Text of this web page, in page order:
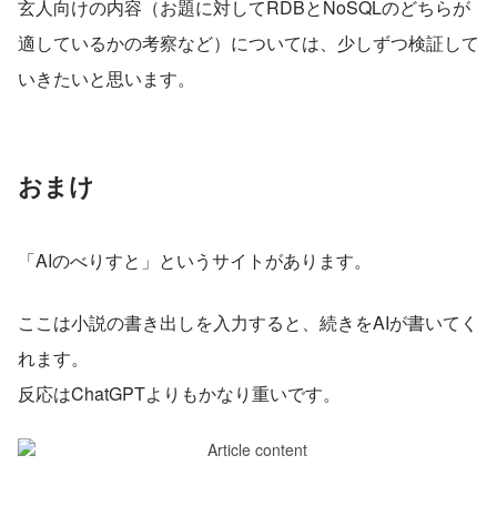
玄人向けの内容（お題に対してRDBとNoSQLのどちらが
適しているかの考察など）については、少しずつ検証して
いきたいと思います。
おまけ
「AIのべりすと」というサイトがあります。
ここは小説の書き出しを入力すると、続きをAIが書いてく
れます。
反応はChatGPTよりもかなり重いです。